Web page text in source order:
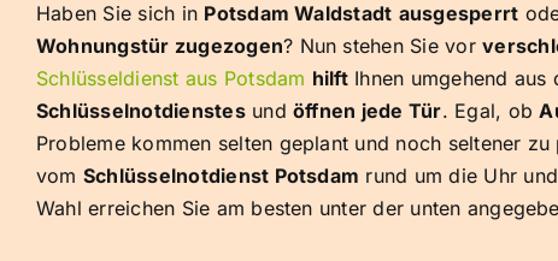
Haben Sie sich in Potsdam Waldstadt ausgesperrt
Wohnungstür zugezogen? Nun stehen Sie vor
Schlüsseldienst aus Potsdam hilftIhnen umgehend aus
Schlüsselnotdienstesundöffnen jede Tür. Egal, ob
Probleme kommen selten geplant und noch seltener
vom Schlüsselnotdienst Potsdam rund um die Uhr
Wahl erreichen Sie am besten unter der unten